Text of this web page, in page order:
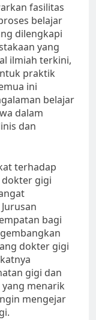
fasilitas
belajar
dilengkapi
yang
ilmiah terkini,
praktik
ini
belajar
dalam
dan
terhadap
gigi
bagi
dokter gigi
gigi dan
menarik
mengejar